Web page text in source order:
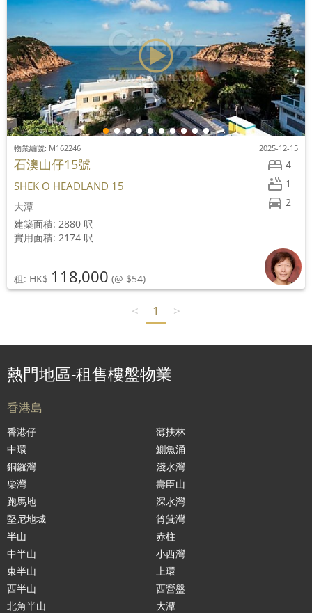
4
1
2
物業編號: M162246 2025-12-15
石澳山仔15號
SHEK O HEADLAND 15
大潭
建築面積: 2880 呎
實用面積: 2174 呎
租: HK$ 118,000 (@ $54)
< 1 >
熱門地區-租售樓盤物業
香港島
香港仔
中環
銅鑼灣
柴灣
跑馬地
堅尼地城
半山
中半山
東半山
西半山
北角半山
薄扶林
鰂魚涌
淺水灣
壽臣山
深水灣
筲箕灣
赤柱
小西灣
上環
西營盤
大潭